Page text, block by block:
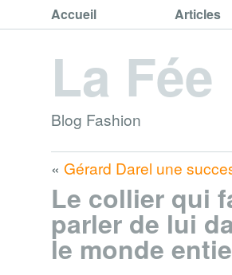
Accueil Articles
La
Blog Fashion
« Gérard Darel une
Le collier qui
parler de lui
le monde